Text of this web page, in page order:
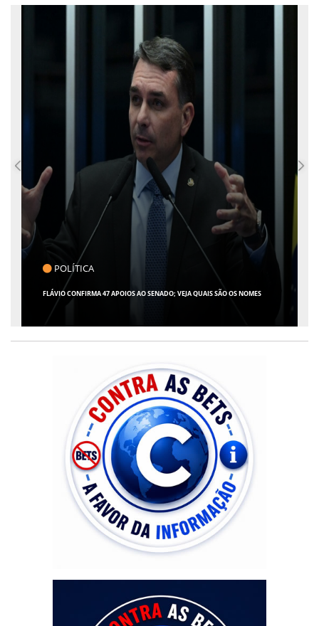
POLÍTICA
FLÁVIO CONFIRMA 47 APOIOS AO SENADO; VEJA QUAIS SÃO OS NOMES